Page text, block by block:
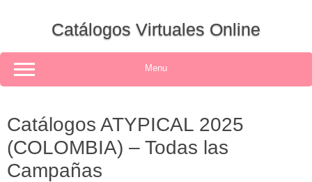
Catálogos Virtuales Online
Menu
Catálogos ATYPICAL 2025
(COLOMBIA) – Todas las
Campañas